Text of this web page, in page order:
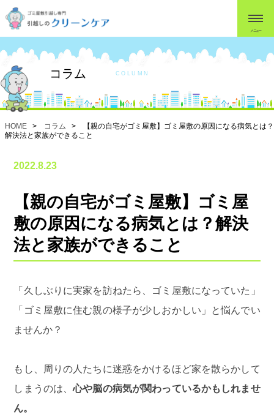
メニュー
コラム COLUMN
HOME > コラム > 【親の自宅がゴミ屋敷】ゴミ屋敷の原因になる病気とは？
解決法と家族ができること
2022.8.23
【親の自宅がゴミ屋敷】ゴミ屋
敷の原因になる病気とは？解決
法と家族ができること
「久しぶりに実家を訪ねたら、ゴミ屋敷になっていた」
「ゴミ屋敷に住む親の様子が少しおかしい」と悩んでい
ませんか？
もし、周りの人たちに迷惑をかけるほど家を散らかして
しまうのは、心や脳の病気が関わっているかもしれませ
ん。